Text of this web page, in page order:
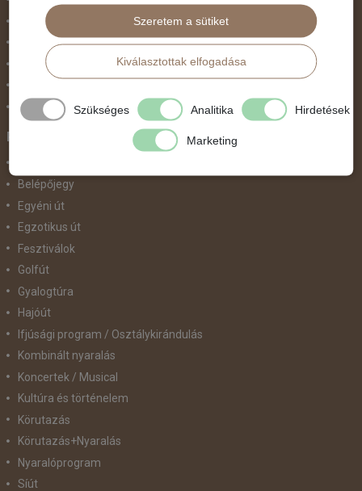
Október 23.
Pünkösdi utazás
Szilveszter
Valentin nap
Belépőjegy
Egyéni út
Egzotikus út
Fesztiválok
Golfút
Gyalogtúra
Hajóút
Ifjúsági program / Osztálykirándulás
Kombinált nyaralás
Koncertek / Musical
Kultúra és történelem
Körutazás
Körutazás+Nyaralás
Nyaralóprogram
Síút
Szeretem a sütiket
Kiválasztottak elfogadása
Szükséges Analitika Hirdetések
Marketing